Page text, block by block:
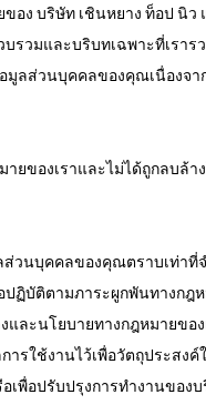
อง บริษัท เชินหยาง ท็อป
วมและบริบทเฉพาะที่เราร
มูลส่วนบุคคลของคุณเนื่องจา
ยของเราและไม่ได้ถูกลบล้
วนบุคคลของคุณตราบเท่า
บัติตามภาระผูกพันทางกฎ
ละนโยบายทางกฎหมายของ
รใช้งานไว้เพื่อวัตถุประส
เพื่อปรับปรุงการทำงานขอ